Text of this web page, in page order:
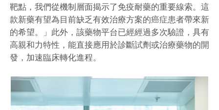
靶點，我們從機制層面揭示了免疫耐藥的重要線索。這
款新藥有望為目前缺乏有效治療方案的癌症患者帶來新
的希望。」此外，該藥物平台已經經過多次驗證，具有
高親和力特性，能直接應用於診斷試劑或治療藥物的開
發，加速臨床轉化進程。